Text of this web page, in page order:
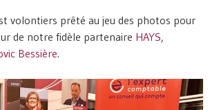
volontiers prêté au jeu des photos pour
de notre fidèle partenaire HAYS,
Bessière.